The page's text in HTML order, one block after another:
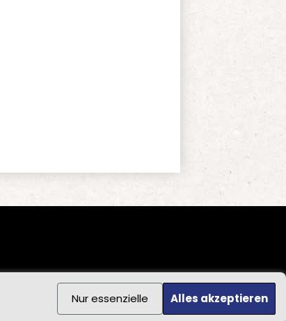
Nur essenzielle Alles akzeptieren